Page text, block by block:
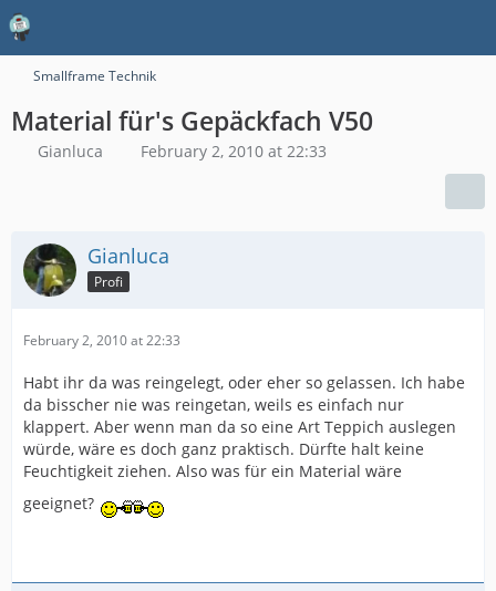
Smallframe Technik
Material für's Gepäckfach V50
Gianluca February 2, 2010 at 22:33
Gianluca
Profi
February 2, 2010 at 22:33
Habt ihr da was reingelegt, oder eher so gelassen. Ich habe
da bisscher nie was reingetan, weils es einfach nur
klappert. Aber wenn man da so eine Art Teppich auslegen
würde, wäre es doch ganz praktisch. Dürfte halt keine
Feuchtigkeit ziehen. Also was für ein Material wäre
geeignet?